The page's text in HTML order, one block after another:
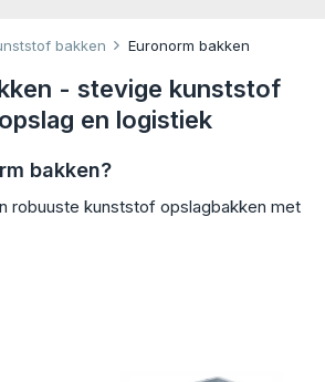
bakken Euronorm bakken
- stevige kunststof
en logistiek
bakken?
robuuste kunststof opslagbakken met